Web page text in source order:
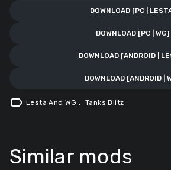
DOWNLOAD [PC |
DOWNLOAD [PC | WG]
DOWNLOAD [ANDROID |
DOWNLOAD [ANDROID |
label Lesta And WG, Tanks Blitz
Similar mods